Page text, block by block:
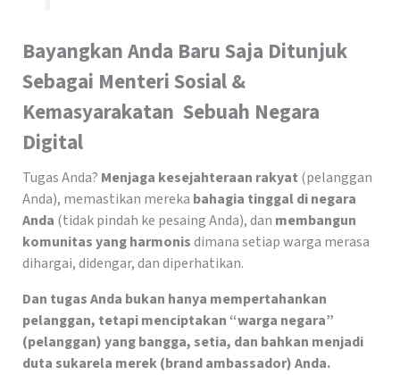
Bayangkan Anda Baru Saja Ditunjuk
Sebagai Menteri Sosial &
Kemasyarakatan Sebuah Negara
Digital
Tugas Anda? Menjaga kesejahteraan rakyat (pelanggan
Anda), memastikan mereka bahagia tinggal di negara
Anda (tidak pindah ke pesaing Anda), dan membangun
komunitas yang harmonisdimana setiap warga merasa
dihargai, didengar, dan diperhatikan.
Dan tugas Anda bukan hanya mempertahankan
pelanggan, tetapi menciptakan “warga negara”
(pelanggan) yang bangga, setia, dan bahkan menjadi
duta sukarela merek (brand ambassador) Anda.